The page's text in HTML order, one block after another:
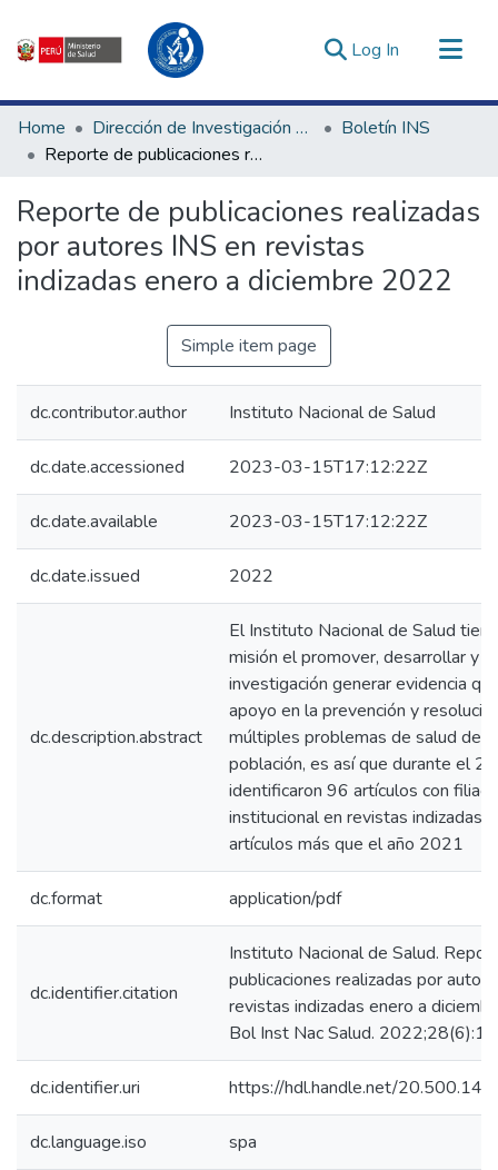
Log In (current)
Communities & Collections
All of DSpace
Estadísticas Externas
Enlaces de interés ▾
Home Dirección de Investigación e Innovación en Salud
Boletín INS
Reporte de publicaciones realizadas por autores INS en revistas indizadas enero a diciembre 2022
Reporte de publicaciones realizadas
por autores INS en revistas
indizadas enero a diciembre 2022
Simple item page
dc.contributor.author Instituto Nacional de Salud
dc.date.accessioned 2023-03-15T17:12:22Z
dc.date.available 2023-03-15T17:12:22Z
dc.date.issued 2022
dc.description.abstract
El Instituto Nacional de Salud
misión el promover, desarrollar y
investigación generar evidencia
apoyo en la prevención y
múltiples problemas de salud de
población, es así que durante el
identificaron 96 artículos con
institucional en revistas indizadas,
artículos más que el año 2021
dc.format application/pdf
dc.identifier.citation
Instituto Nacional de Salud.
publicaciones realizadas por
revistas indizadas enero a
Bol Inst Nac Salud.
dc.identifier.uri https://hdl.handle.net/
dc.language.iso spa